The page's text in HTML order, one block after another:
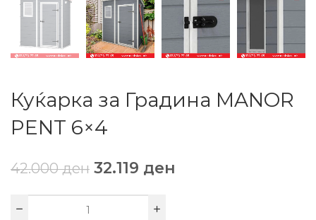
Куќарка за Градина MANOR
PENT 6×4
42.000ден 32.119 ден